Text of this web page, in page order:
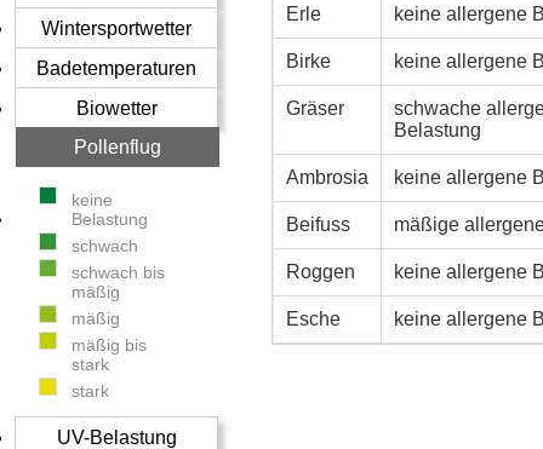
Wintersportwetter
Badetemperaturen
Biowetter
Pollenflug
keine
Belastung
schwach
schwach bis
mäßig
mäßig
mäßig bis
stark
stark
UV-Belastung
Erle keine allergene
Birke keine allergene
Gräser
schwache
Belastung
Ambrosia keine allergene
Beifuss mäßige
Roggen keine allergene
Esche keine allergene